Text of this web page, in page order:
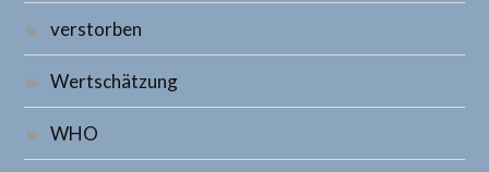
verstorben
Wertschätzung
WHO